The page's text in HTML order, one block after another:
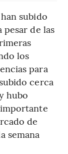
subido
pesar de las
los
para
cerca
hubo
de
semana